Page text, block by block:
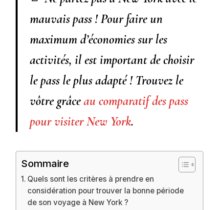
mauvais pass ! Pour faireun
maximum d’économiessur les
activités, il est important de choisir
le pass le plus adapté ! Trouvez le
vôtre grâceau comparatif des pass
pour visiter New York.
Sommaire
Quels sont les critères à prendre en
considération pour trouver la bonne période
de son voyage à New York ?